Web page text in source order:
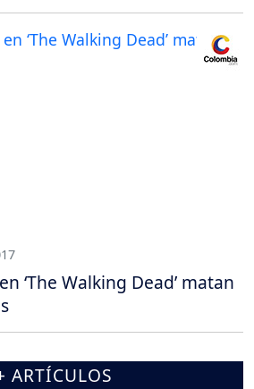
‘The Walking Dead’ matan
ARTÍCULOS